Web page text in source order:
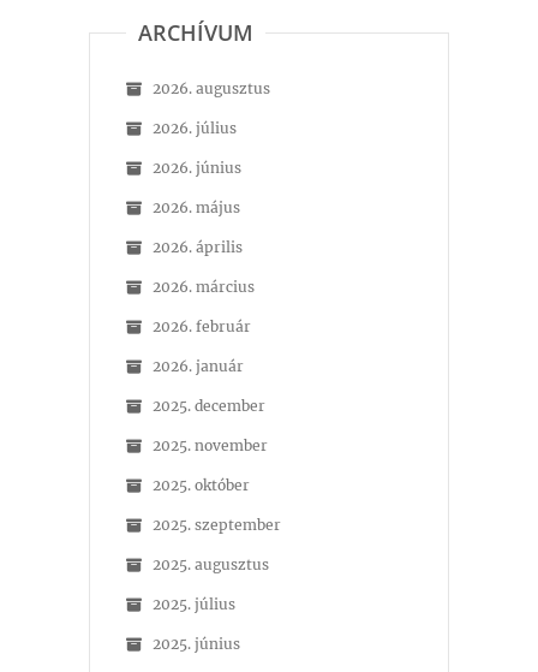
ARCHÍVUM
2026. augusztus
2026. július
2026. június
2026. május
2026. április
2026. március
2026. február
2026. január
2025. december
2025. november
2025. október
2025. szeptember
2025. augusztus
2025. július
2025. június